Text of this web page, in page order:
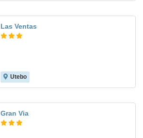
Las Ventas
Utebo
Gran Via